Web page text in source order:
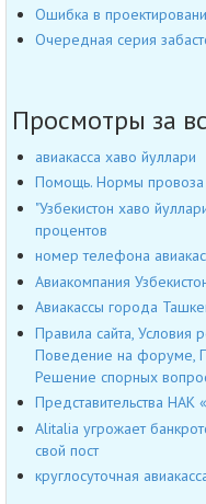
Ошибка в
Очередная серия
Просмотры за
авиакасса хаво йуллари
Помощь. Нормы провоза
"Узбекистон хаво
процентов
номер телефона
Авиакомпания
Авиакассы города
Правила сайта, Условия
Поведение на форуме,
Решение спорных
Представительства НАК
Alitalia угрожает
свой пост
круглосуточная